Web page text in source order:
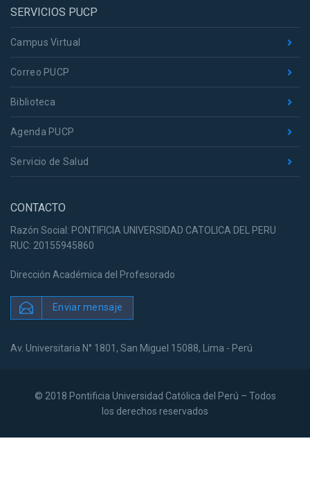
SERVICIOS PUCP
Campus Virtual
Correo PUCP
Biblioteca
Agenda PUCP
Servicio de Salud
CONTACTO
Razón Social: PONTIFICIA UNIVERSIDAD CATOLICA DEL PERU
RUC: 20155945860
Dirección Académica del Profesorado
Enviar mensaje
Av. Universitaria N° 1801, San Miguel 15088, Lima - Perú
© 2018 Pontificia Universidad Católica del Perú – Todos
los derechos reservados